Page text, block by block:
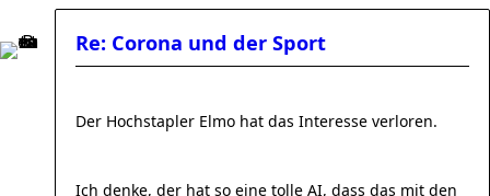
Re: Corona und der Sport
Der Hochstapler Elmo hat das Interesse verloren.
Ich denke, der hat so eine tolle AI, dass das mit den